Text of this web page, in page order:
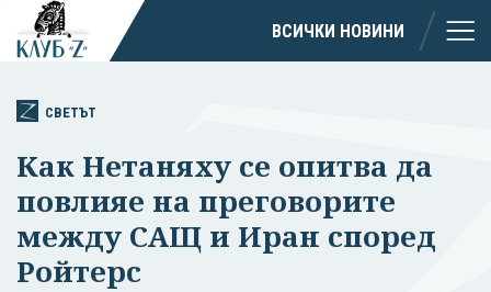
ВСИЧКИ НОВИНИ
СВЕТЪТ
Как Нетаняху се опитва да
повлияе на преговорите
между САЩ и Иран според
Ройтерс